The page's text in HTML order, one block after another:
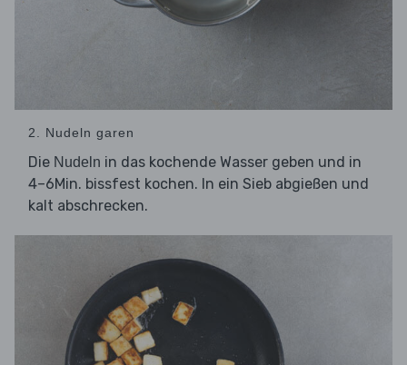
2. Nudeln garen
Die Nudeln in das kochende Wasser geben und in
4–6Min. bissfest kochen. In ein Sieb abgießen und
kalt abschrecken.